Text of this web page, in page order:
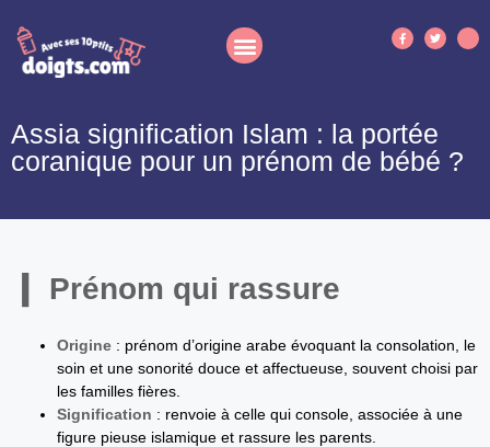
Assia signification Islam : la portée
coranique pour un prénom de bébé ?
Prénom qui rassure
Origine : prénom d’origine arabe évoquant la consolation, le
soin et une sonorité douce et affectueuse, souvent choisi par
les familles fières.
Signification : renvoie à celle qui console, associée à une
figure pieuse islamique et rassure les parents.